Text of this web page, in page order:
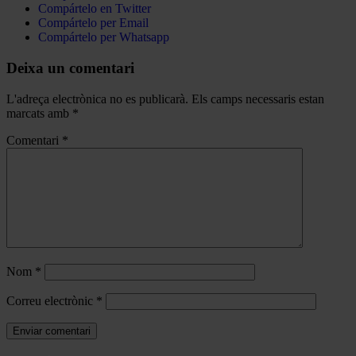
Compártelo en Twitter
Compártelo per Email
Compártelo per Whatsapp
Deixa un comentari
L'adreça electrònica no es publicarà. Els camps necessaris estan
marcats amb *
Comentari *
Nom *
Correu electrònic *